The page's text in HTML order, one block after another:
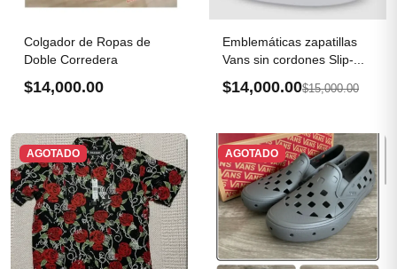
Colgador de Ropas de
Doble Corredera
$14,000.00
Emblemáticas zapatillas
Vans sin cordones Slip-...
$14,000.00$15,000.00
AGOTADO AGOTADO